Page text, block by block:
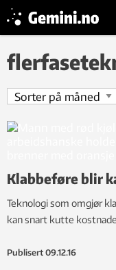
Klabbeføre blir
Teknologi som omgjør
kan snart kutte
Publisert 09.12.16